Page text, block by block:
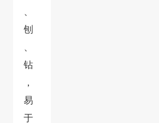
刨
钻
，
易
于